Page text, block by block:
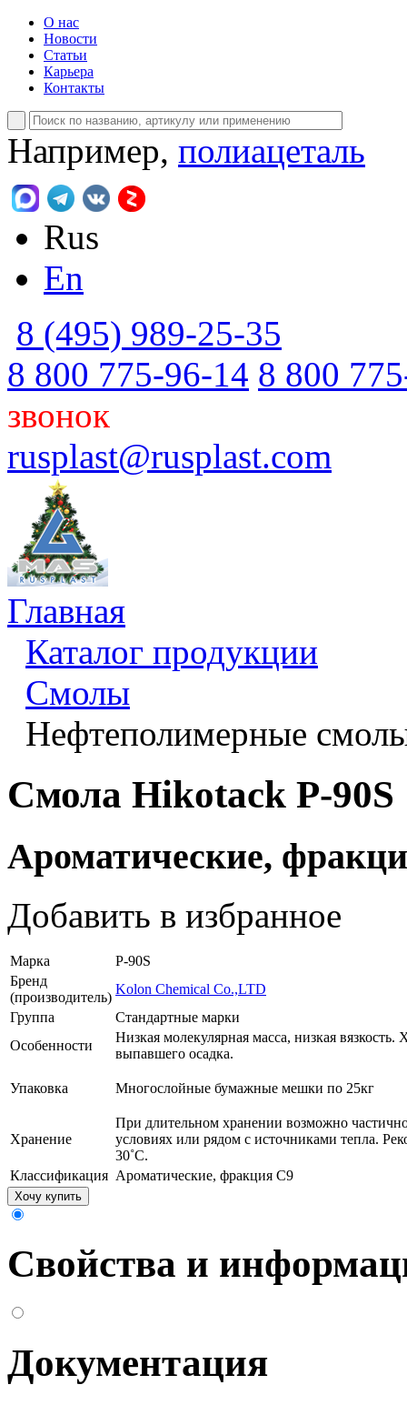
О нас
Новости
Статьи
Карьера
Контакты
Например, полиацеталь
Rus
En
8 (495) 989-25-35
8 800 775-96-14 8 800
звонок
rusplast@rusplast.com
Главная
Каталог продукции
Смолы
Нефтеполимерные
Смола Hikotack P-90S
Ароматические,
Добавить в избранное
Марка
P-90S
Бренд
(производитель)
Kolon Chemical Co.,LTD
Группа
Стандартные марки
Особенности
Низкая молекулярная масса, низкая
выпавшего осадка.
Упаковка Многослойные бумажные мешки по 25кг
Хранение
При длительном хранении возможно
условиях или рядом с источниками тепла.
30˚С.
Классификация Ароматические, фракция С9
Хочу купить
Свойства и
Документация